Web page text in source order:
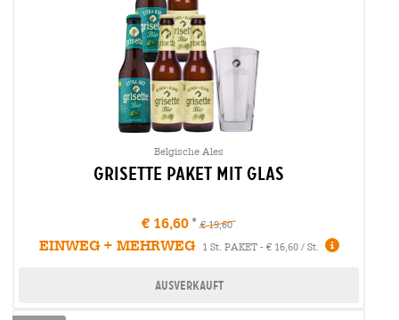
Belgische Ales
Grisette Paket mit Glas
€ 16,60 € 19,60
EINWEG + MEHRWEG 1 St. PAKET - € 16,60 / St. Infos
Ausverkauft